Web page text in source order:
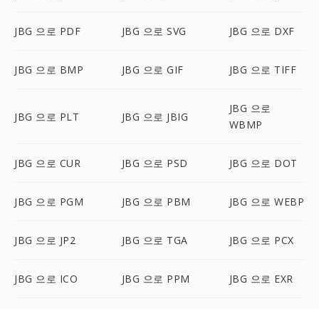
JBG 으로 PDF JBG 으로 SVG JBG 으로 DXF
JBG 으로 BMP JBG 으로 GIF JBG 으로 TIFF
JBG 으로 PLT JBG 으로 JBIG
JBG 으로
WBMP
JBG 으로 CUR JBG 으로 PSD JBG 으로 DOT
JBG 으로 PGM JBG 으로 PBM JBG 으로 WEBP
JBG 으로 JP2 JBG 으로 TGA JBG 으로 PCX
JBG 으로 ICO JBG 으로 PPM JBG 으로 EXR